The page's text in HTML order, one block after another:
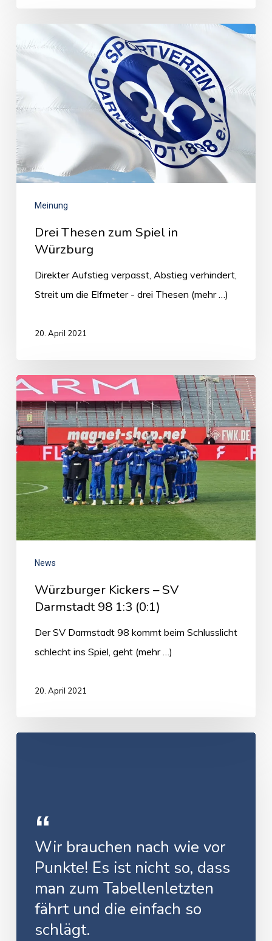
Meinung
Drei Thesen zum Spiel in
Würzburg
Direkter Aufstieg verpasst, Abstieg verhindert,
Streit um die Elfmeter - drei Thesen (mehr …)
20. April 2021
News
Würzburger Kickers – SV
Darmstadt 98 1:3 (0:1)
Der SV Darmstadt 98 kommt beim Schlusslicht
schlecht ins Spiel, geht (mehr …)
20. April 2021
Wir brauchen nach wie vor
Punkte! Es ist nicht so, dass
man zum Tabellenletzten
fährt und die einfach so
schlägt.